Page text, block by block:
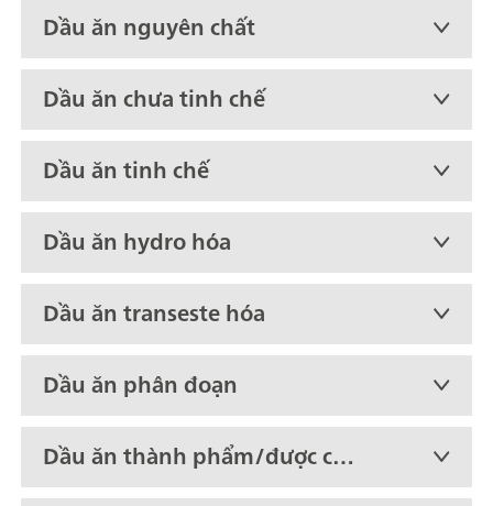
Dầu ăn nguyên chất
Dầu ăn chưa tinh chế
Dầu ăn tinh chế
Dầu ăn hydro hóa
Dầu ăn transeste hóa
Dầu ăn phân đoạn
Dầu ăn thành phẩm/được chế
biến